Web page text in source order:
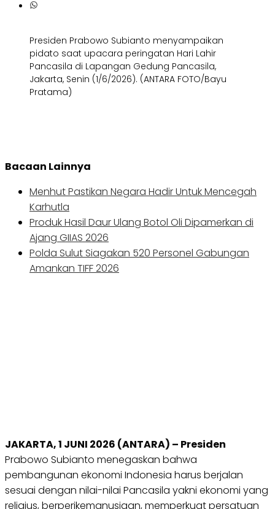
Presiden Prabowo Subianto menyampaikan
pidato saat upacara peringatan Hari Lahir
Pancasila di Lapangan Gedung Pancasila,
Jakarta, Senin (1/6/2026). (ANTARA FOTO/Bayu
Pratama)
Bacaan Lainnya
Menhut Pastikan Negara Hadir Untuk Mencegah
Karhutla
Produk Hasil Daur Ulang Botol Oli Dipamerkan di
Ajang GIIAS 2026
Polda Sulut Siagakan 520 Personel Gabungan
Amankan TIFF 2026
JAKARTA, 1 JUNI 2026 (ANTARA) – Presiden
Prabowo Subianto menegaskan bahwa
pembangunan ekonomi Indonesia harus berjalan
sesuai dengan nilai-nilai Pancasila yakni ekonomi yang
religius, berperikemanusiaan, memperkuat persatuan